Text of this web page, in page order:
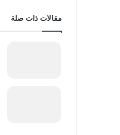
مقالات ذات صلة